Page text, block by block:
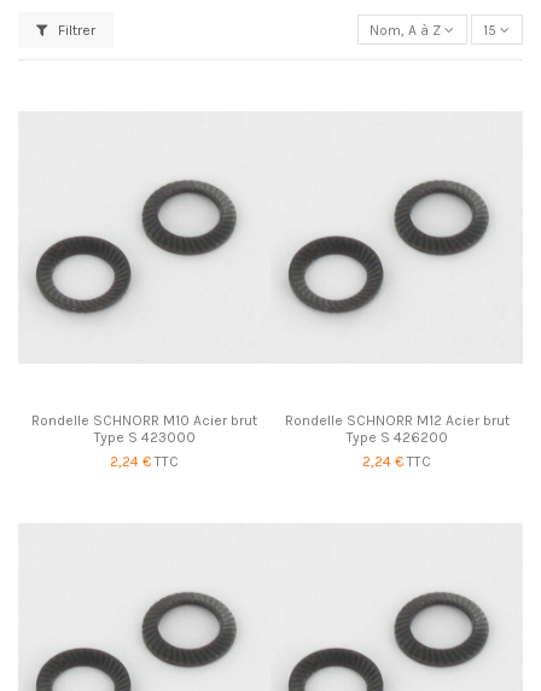
Filtrer Nom, A à Z 15
Rondelle SCHNORR M10 Acier brut
Type S 423000
2,24 €TTC
Rondelle SCHNORR M12 Acier brut
Type S 426200
2,24 €TTC